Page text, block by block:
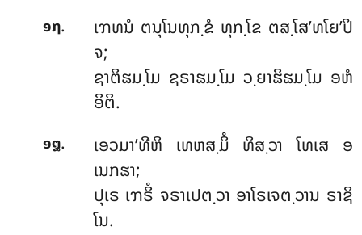
໑໗.
ເຠທນໍ ຕນຸໂນທຸກ຺ຂໍ ທຸກ຺ໂຂ ຕສ຺ໂສ’ທໂຍ’ປິ
ຈ;
ຊາຕິຘມ຺ໂມ ຊຣາຘມ຺ໂມ ວ຺ຍາຘິຘມ຺ໂມ ອຫໍ
ອິຕິ.
໑໘.
ເອວມາ’ທີຫິ ເທຫສ຺ມິໍ ທິສ຺ວາ ໂທເສ ອ
ເນກຘາ;
ປຸເຣ ເຠຣິໍ ຈຣາເປຕ຺ວາ ອາໂຣເຈຕ຺ວານ ຣາຊິ
ໂນ.